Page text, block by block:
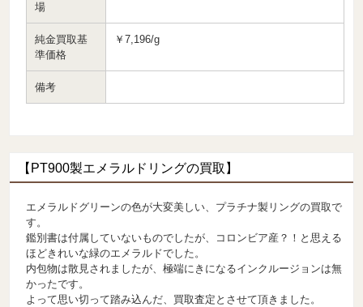
場
純金買取基
準価格
￥7,196/g
備考
【PT900製エメラルドリングの買取】
エメラルドグリーンの色が大変美しい、プラチナ製リングの買取で
す。
鑑別書は付属していないものでしたが、コロンビア産？！と思える
ほどきれいな緑のエメラルドでした。
内包物は散見されましたが、極端にきになるインクルージョンは無
かったです。
よって思い切って踏み込んだ、買取査定とさせて頂きました。